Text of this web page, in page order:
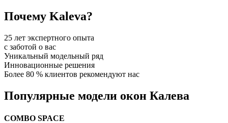
Почему Kaleva?
25 лет экспертного опыта
с заботой о вас
Уникальный модельный ряд
Инновационные решения
Более 80 % клиентов рекомендуют нас
Популярные модели окон Калева
COMBO SPACE